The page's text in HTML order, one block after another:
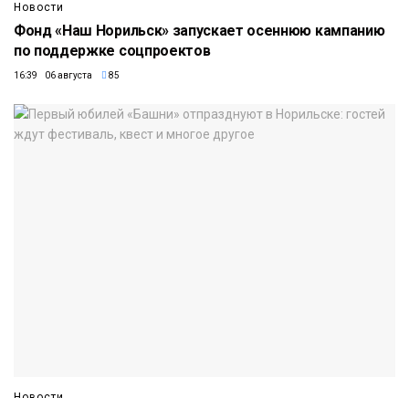
Новости
Фонд «Наш Норильск» запускает осеннюю кампанию
по поддержке соцпроектов
16:39 06 августа 85